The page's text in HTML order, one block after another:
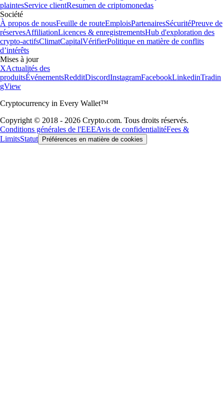
plaintesService clientResumen de criptomonedas
Société
À propos de nousFeuille de routeEmploisPartenairesSécuritéPreuve de
réservesAffiliationLicences & enregistrementsHub d'exploration des
crypto-actifsClimatCapitalVérifierPolitique en matière de conflits
d’intérêts
Mises à jour
XActualités des
produitsÉvénementsRedditDiscordInstagramFacebookLinkedinTradin
gView
Cryptocurrency in Every Wallet™
Copyright © 2018 - 2026 Crypto.com. Tous droits réservés.
Conditions générales de l'EEEAvis de confidentialitéFees &
LimitsStatut Préférences en matière de cookies